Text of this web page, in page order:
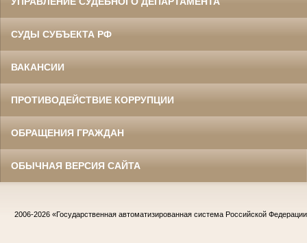
СУДЫ СУБЪЕКТА РФ
ВАКАНСИИ
ПРОТИВОДЕЙСТВИЕ КОРРУПЦИИ
ОБРАЩЕНИЯ ГРАЖДАН
ОБЫЧНАЯ ВЕРСИЯ САЙТА
2006-2026 «Государственная автоматизированная система Российской